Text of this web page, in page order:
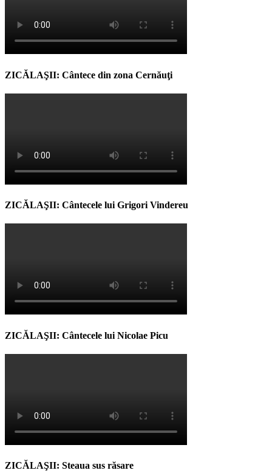
ZICĂLAŞII: Cântece din zona Cernăuţi
ZICĂLAŞII: Cântecele lui Grigori Vindereu
ZICĂLAŞII: Cântecele lui Nicolae Picu
ZICĂLAŞII: Steaua sus răsare